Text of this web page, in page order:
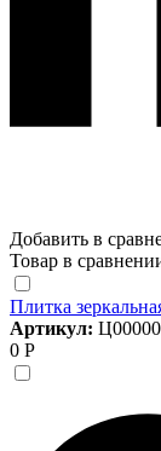
Добавить в
Товар в
Плитка
Артикул:
0 Р